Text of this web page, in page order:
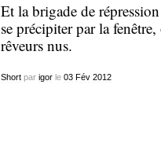
Et la brigade de
se précipiter par la
rêveurs nus.
Shortpar igorle 03 Fév 2012